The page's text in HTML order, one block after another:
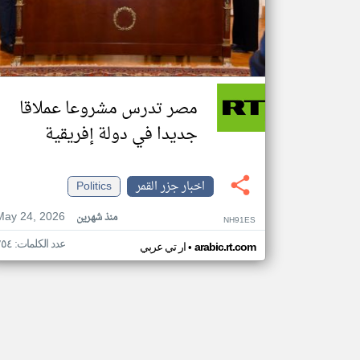
مصر تدرس مشروعا عملاقا
جديدا في دولة إفريقية
اخبار جزر القمر
Politics
24, 2026
منذ شهرين NH91ES
ار تي عربي• arabic.rt.com عدد الكلمات: ٢٥٤